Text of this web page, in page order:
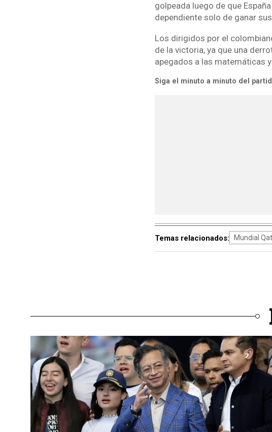
golpeada luego de que
dependiente solo de ganar
Los dirigidos por el
de la victoria, ya que una
apegados a las matemáticas y
Siga el minuto a minuto del
Temas relacionados: Mundial